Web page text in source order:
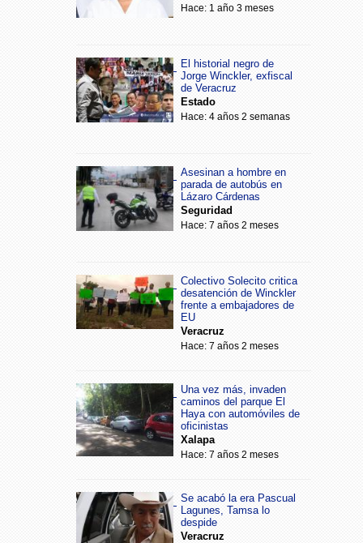
Hace: 1 año 3 meses
El historial negro de
Jorge Winckler, exfiscal
de Veracruz
Estado
Hace: 4 años 2 semanas
Asesinan a hombre en
parada de autobús en
Lázaro Cárdenas
Seguridad
Hace: 7 años 2 meses
Colectivo Solecito critica
desatención de Winckler
frente a embajadores de
EU
Veracruz
Hace: 7 años 2 meses
Una vez más, invaden
caminos del parque El
Haya con automóviles de
oficinistas
Xalapa
Hace: 7 años 2 meses
Se acabó la era Pascual
Lagunes, Tamsa lo
despide
Veracruz